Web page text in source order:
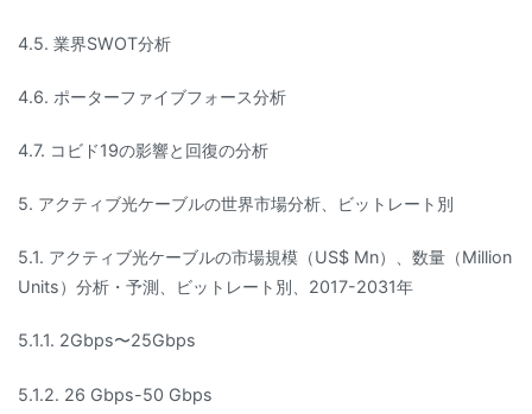
4.5. 業界SWOT分析
4.6. ポーターファイブフォース分析
4.7. コビド19の影響と回復の分析
5. アクティブ光ケーブルの世界市場分析、ビットレート別
5.1. アクティブ光ケーブルの市場規模（US$ Mn）、数量（Million
Units）分析・予測、ビットレート別、2017-2031年
5.1.1. 2Gbps〜25Gbps
5.1.2. 26 Gbps-50 Gbps